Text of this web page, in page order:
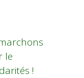
le
!